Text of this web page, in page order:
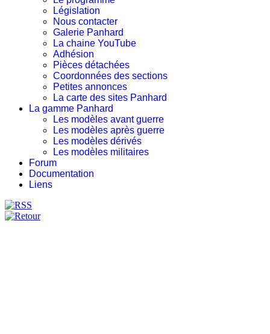
Législation
Nous contacter
Galerie Panhard
La chaine YouTube
Adhésion
Pièces détachées
Coordonnées des sections
Petites annonces
La carte des sites Panhard
La gamme Panhard
Les modèles avant guerre
Les modèles après guerre
Les modèles dérivés
Les modèles militaires
Forum
Documentation
Liens